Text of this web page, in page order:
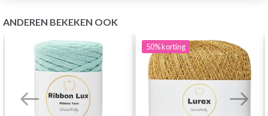
ANDEREN BEKEKEN OOK
50%korting